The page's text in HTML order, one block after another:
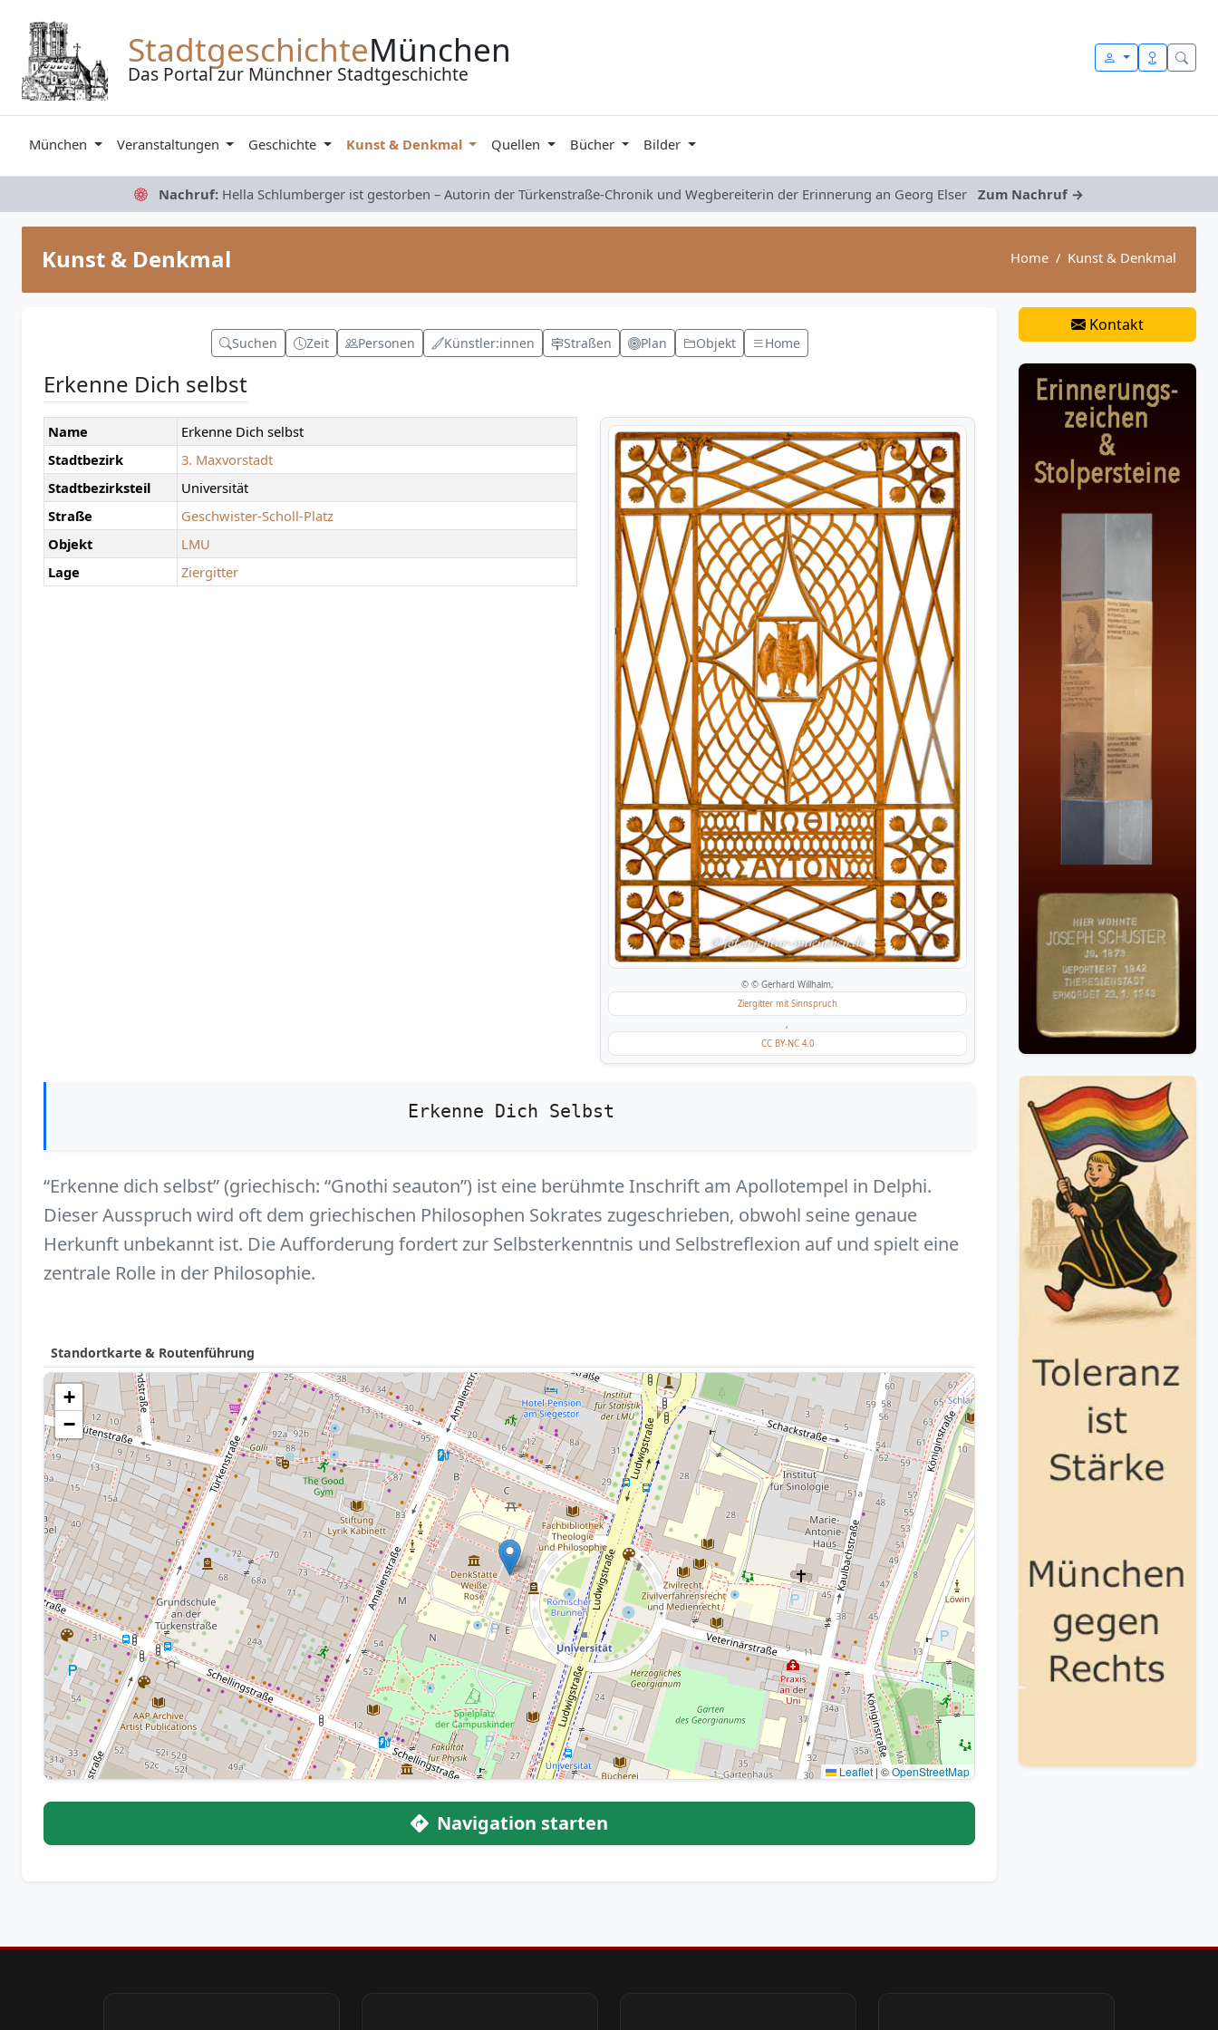
StadtgeschichteMünchen
Das Portal zur Münchner Stadtgeschichte
München Veranstaltungen Geschichte Kunst & Denkmal Quellen Bücher Bilder
Nachruf: Hella Schlumberger ist gestorben – Autorin der Türkenstraße-Chronik und Wegbereiterin der Erinnerung an Georg Elser Zum Nachruf →
Kunst & Denkmal Home Kunst & Denkmal
Suchen Zeit Personen Künstler:innen Straßen Plan Objekt Home
Erkenne Dich selbst
Name
Erkenne Dich selbst
Stadtbezirk
3. Maxvorstadt
Stadtbezirksteil
Universität
Straße
Geschwister-Scholl-Platz
Objekt
LMU
Lage
Ziergitter
© © Gerhard Willhalm,
Ziergitter mit Sinnspruch
,
CC BY-NC 4.0
Erkenne Dich Selbst
“Erkenne dich selbst” (griechisch: “Gnothi seauton”) ist eine berühmte Inschrift am Apollotempel in Delphi.
Dieser Ausspruch wird oft dem griechischen Philosophen Sokrates zugeschrieben, obwohl seine genaue
Herkunft unbekannt ist. Die Aufforderung fordert zur Selbsterkenntnis und Selbstreflexion auf und spielt eine
zentrale Rolle in der Philosophie.
Standortkarte & Routenführung
+
−
Leaflet |©OpenStreetMap
Navigation starten
Kontakt